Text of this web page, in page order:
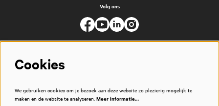
Volg ons
Cookies
We gebruiken cookies om je bezoek aan deze website zo plezierig mogelijk te
maken en de website te analyseren. Meer informatie…